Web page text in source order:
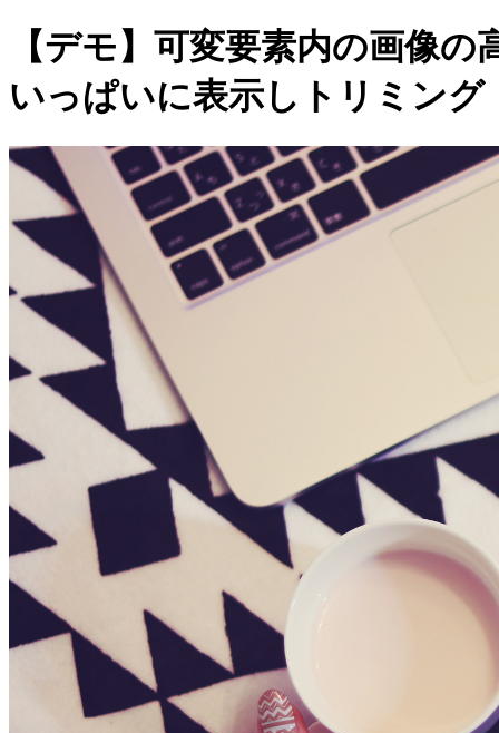
【デモ】可変要素内の画像
いっぱいに表示しトリミング